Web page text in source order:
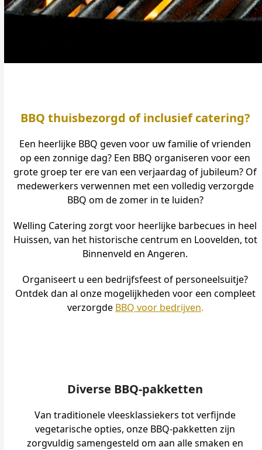
BBQ thuisbezorgd of inclusief catering?
Een heerlijke BBQ geven voor uw familie of vrienden
op een zonnige dag? Een BBQ organiseren voor een
grote groep ter ere van een verjaardag of jubileum? Of
medewerkers verwennen met een volledig verzorgde
BBQ om de zomer in te luiden?
Welling Catering zorgt voor heerlijke barbecues in heel
Huissen, van het historische centrum en Loovelden, tot
Binnenveld en Angeren.
Organiseert u een bedrijfsfeest of personeelsuitje?
Ontdek dan al onze mogelijkheden voor een compleet
verzorgde BBQ voor bedrijven.
Diverse BBQ-pakketten
Van traditionele vleesklassiekers tot verfijnde
vegetarische opties, onze BBQ-pakketten zijn
zorgvuldig samengesteld om aan alle smaken en